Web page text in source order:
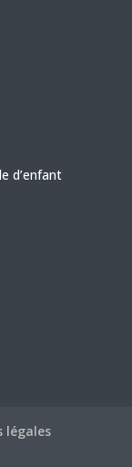
d’enfant
légales